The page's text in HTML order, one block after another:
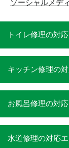
ソーシャルメデ
トイレ修理の対
キッチン修理の
お風呂修理の対
水道修理の対応